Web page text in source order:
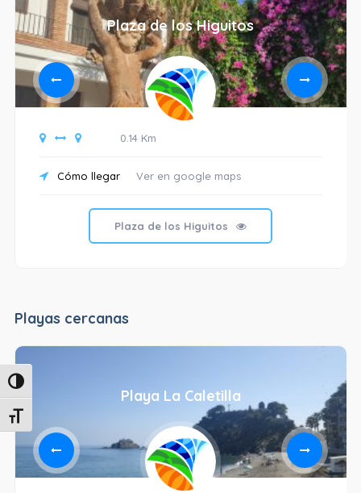
Alternar alto contraste
Alternar tamaño de letra
Plaza de los Higuitos
0.14 Km
Cómo llegar Ver en google maps
Plaza de los Higuitos
Playas cercanas
Playa La Caletilla